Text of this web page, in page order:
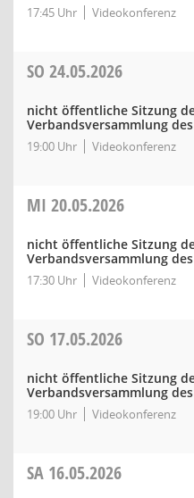
17:45 Uhr Videokonferenz
SO 24.05.2026
nicht öffentliche Sitzung
Verbandsversammlung
19:00 Uhr Videokonferenz
MI 20.05.2026
nicht öffentliche Sitzung
Verbandsversammlung
17:30 Uhr Videokonferenz
SO 17.05.2026
nicht öffentliche Sitzung
Verbandsversammlung
19:00 Uhr Videokonferenz
SA 16.05.2026